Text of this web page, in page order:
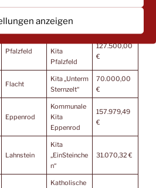
anzeigen
Kommunale
Kita Ellern
170.000,00
Pfalzfeld
Kita
Pfalzfeld
127.500,00
€
Flacht
Kita „Unterm
Sternzelt“
70.000,00
€
Eppenrod
Kommunale
Kita
Eppenrod
157.979,49
€
Lahnstein
Kita
„EinSteinche
n“
31.070,32 €
Katholische